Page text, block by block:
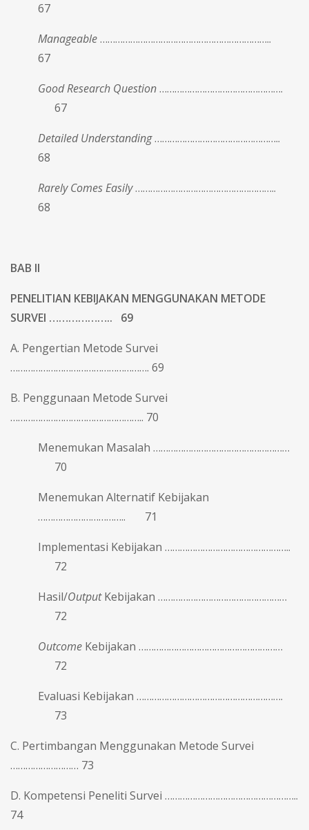
67
Manageable…………………………………………………………..
67
Good Research Question………………………………………….
67
Detailed Understanding…………………………………………..
68
Rarely Comes Easily………………………………………………..
68
BAB II
PENELITIAN KEBIJAKAN MENGGUNAKAN METODE
SURVEI ……………….. 69
A. Pengertian Metode Survei
………………………………………………. 69
B. Penggunaan Metode Survei
…………………………………………….. 70
Menemukan Masalah ………………………………………………
70
Menemukan Alternatif Kebijakan
…………………………….. 71
Implementasi Kebijakan …………………………………………..
72
Hasil/OutputKebijakan ……………………………………………
72
Outcome Kebijakan …………………………………………………
72
Evaluasi Kebijakan ………………………………………………….
73
C. Pertimbangan Menggunakan Metode Survei
……………………… 73
D. Kompetensi Peneliti Survei ……………………………………………..
74